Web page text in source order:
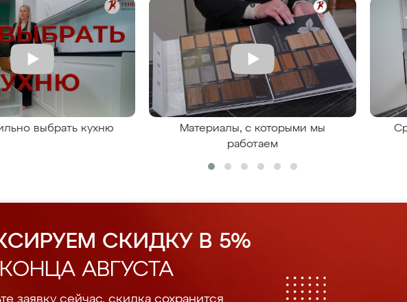
выбрать кухню
Материалы, с которыми мы
работаем
СКИДКУ В 5%
АВГУСТА
заявку сейчас, скидка сохранится.